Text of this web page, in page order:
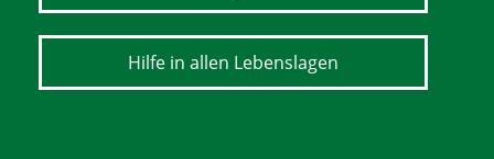
Hilfe in allen Lebenslagen